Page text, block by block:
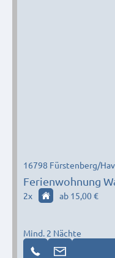
Ferienwohnung
16798 Fürstenberg/
2x ab 15,00 €
Mind. 2 Nächte